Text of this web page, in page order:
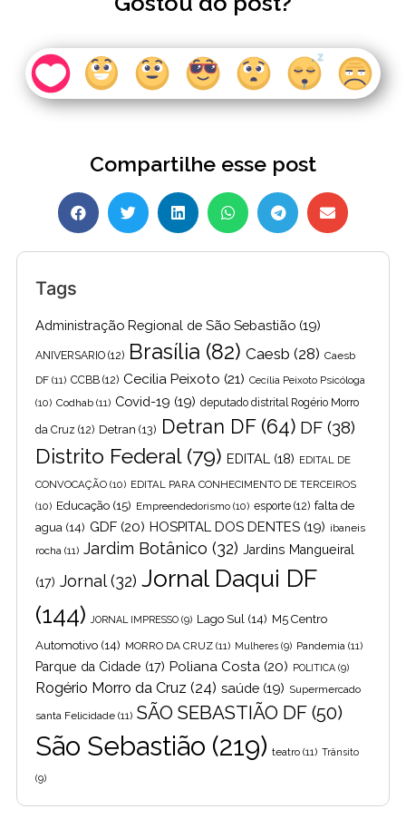
Compartilhe esse post
Tags
Administração Regional de São Sebastião (19)
ANIVERSARIO (12) Brasília (82) Caesb (28) Caesb
DF (11) CCBB (12) Cecilia Peixoto (21) Cecília Peixoto Psicóloga
(10) Codhab (11) Covid-19 (19) deputado distrital Rogério Morro
da Cruz (12) Detran (13) Detran DF(64) DF (38)
Distrito Federal(79) EDITAL (18) EDITAL DE
CONVOCAÇÃO (10) EDITAL PARA CONHECIMENTO DE TERCEIROS
(10) Educação (15) Empreendedorismo (10) esporte (12) falta de
agua (14) GDF (20) HOSPITAL DOS DENTES (19) ibaneis
rocha (11) Jardim Botânico (32) Jardins Mangueiral
(17) Jornal(32) Jornal Daqui DF
(144)
JORNAL IMPRESSO (9) Lago Sul (14) M5 Centro
Automotivo (14) MORRO DA CRUZ (11) Mulheres (9) Pandemia (11)
Parque da Cidade (17) Poliana Costa (20) POLITICA (9)
Rogério Morro da Cruz (24) saúde (19) Supermercado
santa Felicidade (11) SÃO SEBASTIÃO DF (50)
São Sebastião (219) teatro (11) Trânsito
(9)